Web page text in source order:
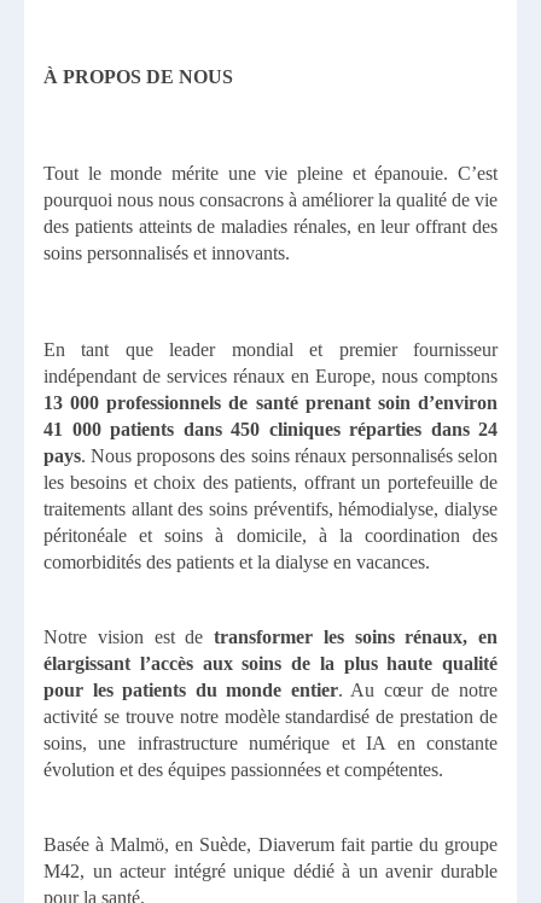
À PROPOS DE NOUS
Tout le monde mérite une vie pleine et épanouie. C’est
pourquoi nous nous consacrons à améliorer la qualité de vie
des patients atteints de maladies rénales, en leur offrant des
soins personnalisés et innovants.
En tant que leader mondial et premier fournisseur
indépendant de services rénaux en Europe, nous comptons
13 000 professionnels de santé prenant soin d’environ
41 000 patients dans 450 cliniques réparties dans 24
pays. Nous proposons des soins rénaux personnalisés selon
les besoins et choix des patients, offrant un portefeuille de
traitements allant des soins préventifs, hémodialyse, dialyse
péritonéale et soins à domicile, à la coordination des
comorbidités des patients et la dialyse en vacances.
Notre vision est de transformer les soins rénaux, en
élargissant l’accès aux soins de la plus haute qualité
pour les patients du monde entier. Au cœur de notre
activité se trouve notre modèle standardisé de prestation de
soins, une infrastructure numérique et IA en constante
évolution et des équipes passionnées et compétentes.
Basée à Malmö, en Suède, Diaverum fait partie du groupe
M42, un acteur intégré unique dédié à un avenir durable
pour la santé.